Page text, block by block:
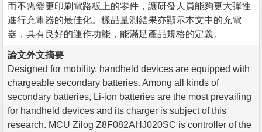
而不需變更印刷電路板上的零件，讓研發人員能夠更大彈性
進行充電器的最佳化。樣品量測結果亦顯示本文中的充電
器，具有良好的運作功能，能滿足產品規格的定義。
論文外文摘要
Designed for mobility, handheld devices are equipped with
chargeable secondary batteries. Among all kinds of
secondary batteries, Li-ion batteries are the most prevailing
for handheld devices and its charger is subject of this
research. MCU Zilog Z8F082AHJ020SC is controller of the